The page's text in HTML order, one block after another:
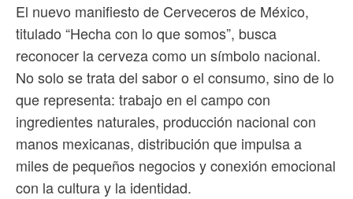
El nuevo manifiesto de Cerveceros de México,
titulado “Hecha con lo que somos”, busca
reconocer la cerveza como un símbolo nacional.
No solo se trata del sabor o el consumo, sino de lo
que representa: trabajo en el campo con
ingredientes naturales, producción nacional con
manos mexicanas, distribución que impulsa a
miles de pequeños negocios y conexión emocional
con la cultura y la identidad.